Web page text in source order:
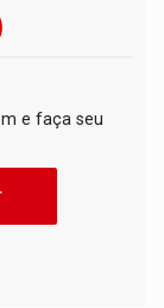
e faça seu